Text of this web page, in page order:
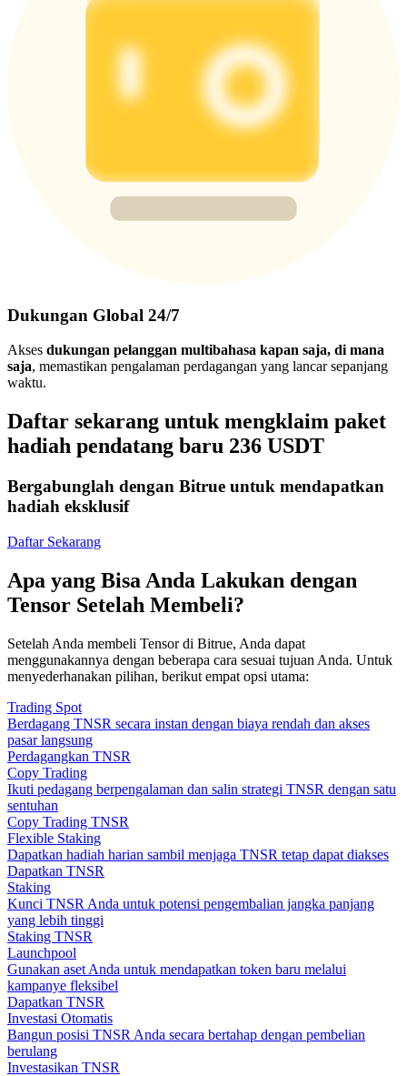
Dukungan Global 24/7
Akses dukungan pelanggan multibahasa kapan saja, di mana
saja, memastikan pengalaman perdagangan yang lancar sepanjang
waktu.
Daftar sekarang untuk mengklaim paket
hadiah pendatang baru 236 USDT
Bergabunglah dengan Bitrue untuk mendapatkan
hadiah eksklusif
Daftar Sekarang
Apa yang Bisa Anda Lakukan dengan
Tensor Setelah Membeli?
Setelah Anda membeli Tensor di Bitrue, Anda dapat
menggunakannya dengan beberapa cara sesuai tujuan Anda. Untuk
menyederhanakan pilihan, berikut empat opsi utama:
Trading Spot
Berdagang TNSR secara instan dengan biaya rendah dan akses
pasar langsung
Perdagangkan TNSR
Copy Trading
Ikuti pedagang berpengalaman dan salin strategi TNSR dengan satu
sentuhan
Copy Trading TNSR
Flexible Staking
Dapatkan hadiah harian sambil menjaga TNSR tetap dapat diakses
Dapatkan TNSR
Staking
Kunci TNSR Anda untuk potensi pengembalian jangka panjang
yang lebih tinggi
Staking TNSR
Launchpool
Gunakan aset Anda untuk mendapatkan token baru melalui
kampanye fleksibel
Dapatkan TNSR
Investasi Otomatis
Bangun posisi TNSR Anda secara bertahap dengan pembelian
berulang
Investasikan TNSR